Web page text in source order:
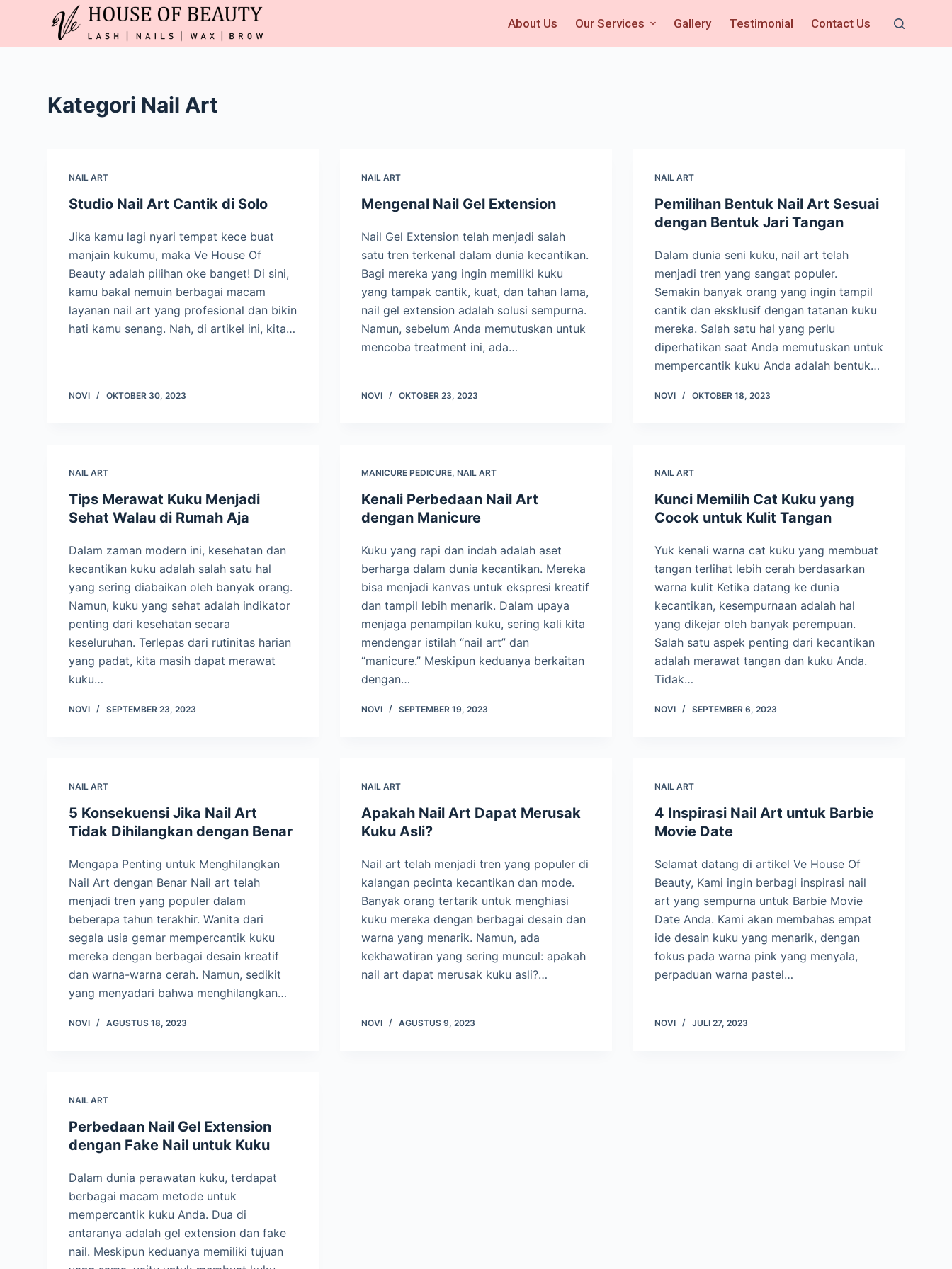
About Us Our Services Gallery Testimonial Contact Us
Kategori Nail Art
NAIL ART
Studio Nail Art Cantik di Solo
Jika kamu lagi nyari tempat kece buat
manjain kukumu, maka Ve House Of
Beauty adalah pilihan oke banget! Di sini,
kamu bakal nemuin berbagai macam
layanan nail art yang profesional dan bikin
hati kamu senang. Nah, di artikel ini, kita…
NOVI OKTOBER 30, 2023
NAIL ART
Mengenal Nail Gel Extension
Nail Gel Extension telah menjadi salah
satu tren terkenal dalam dunia kecantikan.
Bagi mereka yang ingin memiliki kuku
yang tampak cantik, kuat, dan tahan lama,
nail gel extension adalah solusi sempurna.
Namun, sebelum Anda memutuskan untuk
mencoba treatment ini, ada…
NOVI OKTOBER 23, 2023
NAIL ART
Pemilihan Bentuk Nail Art Sesuai
dengan Bentuk Jari Tangan
Dalam dunia seni kuku, nail art telah
menjadi tren yang sangat populer.
Semakin banyak orang yang ingin tampil
cantik dan eksklusif dengan tatanan kuku
mereka. Salah satu hal yang perlu
diperhatikan saat Anda memutuskan untuk
mempercantik kuku Anda adalah bentuk…
NOVI OKTOBER 18, 2023
NAIL ART
Tips Merawat Kuku Menjadi
Sehat Walau di Rumah Aja
Dalam zaman modern ini, kesehatan dan
kecantikan kuku adalah salah satu hal
yang sering diabaikan oleh banyak orang.
Namun, kuku yang sehat adalah indikator
penting dari kesehatan secara
keseluruhan. Terlepas dari rutinitas harian
yang padat, kita masih dapat merawat
kuku…
NOVI SEPTEMBER 23, 2023
MANICURE PEDICURE,NAIL ART
Kenali Perbedaan Nail Art
dengan Manicure
Kuku yang rapi dan indah adalah aset
berharga dalam dunia kecantikan. Mereka
bisa menjadi kanvas untuk ekspresi kreatif
dan tampil lebih menarik. Dalam upaya
menjaga penampilan kuku, sering kali kita
mendengar istilah “nail art” dan
“manicure.” Meskipun keduanya berkaitan
dengan…
NOVI SEPTEMBER 19, 2023
NAIL ART
Kunci Memilih Cat Kuku yang
Cocok untuk Kulit Tangan
Yuk kenali warna cat kuku yang membuat
tangan terlihat lebih cerah berdasarkan
warna kulit Ketika datang ke dunia
kecantikan, kesempurnaan adalah hal
yang dikejar oleh banyak perempuan.
Salah satu aspek penting dari kecantikan
adalah merawat tangan dan kuku Anda.
Tidak…
NOVI SEPTEMBER 6, 2023
NAIL ART
5 Konsekuensi Jika Nail Art
Tidak Dihilangkan dengan Benar
Mengapa Penting untuk Menghilangkan
Nail Art dengan Benar Nail art telah
menjadi tren yang populer dalam
beberapa tahun terakhir. Wanita dari
segala usia gemar mempercantik kuku
mereka dengan berbagai desain kreatif
dan warna-warna cerah. Namun, sedikit
yang menyadari bahwa menghilangkan…
NOVI AGUSTUS 18, 2023
NAIL ART
Apakah Nail Art Dapat Merusak
Kuku Asli?
Nail art telah menjadi tren yang populer di
kalangan pecinta kecantikan dan mode.
Banyak orang tertarik untuk menghiasi
kuku mereka dengan berbagai desain dan
warna yang menarik. Namun, ada
kekhawatiran yang sering muncul: apakah
nail art dapat merusak kuku asli?…
NOVI AGUSTUS 9, 2023
NAIL ART
4 Inspirasi Nail Art untuk Barbie
Movie Date
Selamat datang di artikel Ve House Of
Beauty, Kami ingin berbagi inspirasi nail
art yang sempurna untuk Barbie Movie
Date Anda. Kami akan membahas empat
ide desain kuku yang menarik, dengan
fokus pada warna pink yang menyala,
perpaduan warna pastel…
NOVI JULI 27, 2023
NAIL ART
Perbedaan Nail Gel Extension
dengan Fake Nail untuk Kuku
Dalam dunia perawatan kuku, terdapat
berbagai macam metode untuk
mempercantik kuku Anda. Dua di
antaranya adalah gel extension dan fake
nail. Meskipun keduanya memiliki tujuan